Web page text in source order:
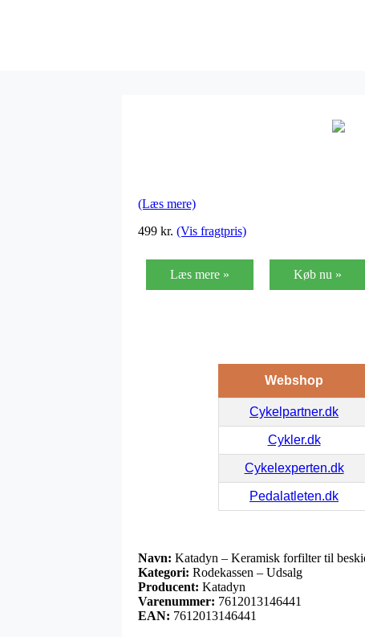
(Læs mere)
499 kr. (Vis fragtpris)
Læs mere » Køb nu »
Webshop
Cykelpartner.dk
Cykler.dk
Cykelexperten.dk
Pedalatleten.dk
Navn: Katadyn – Keramisk forfilter til
Kategori: Rodekassen – Udsalg
Producent: Katadyn
Varenummer: 7612013146441
EAN: 7612013146441